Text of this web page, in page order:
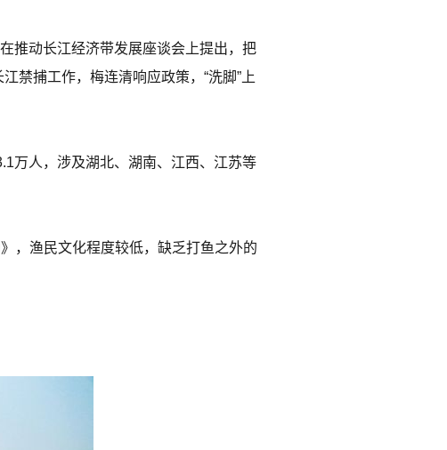
推动长江经济带发展座谈会上提出，把
禁捕工作，梅连清响应政策，“洗脚”上
万人，涉及湖北、湖南、江西、江苏等
，渔民文化程度较低，缺乏打鱼之外的